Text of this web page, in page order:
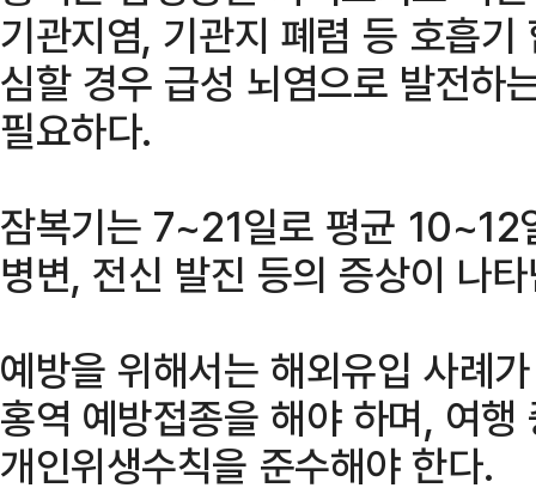
기관지염, 기관지 폐렴 등 호흡
심할 경우 급성 뇌염으로 발전하
필요하다.
잠복기는 7~21일로 평균 10~12
병변, 전신 발진 등의 증상이 나
예방을 위해서는 해외유입 사례
홍역 예방접종을 해야 하며, 여
개인위생수칙을 준수해야 한다.